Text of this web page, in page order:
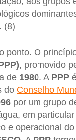
(8)
ponto. O
, promovido
de 1980. A PPP
do Conselho
por um grupo
em
e operacional do